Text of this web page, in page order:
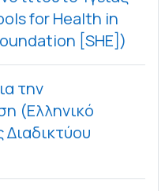
for Health in
[SHE])
την
(Ελληνικό